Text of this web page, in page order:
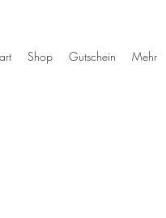
Shop Gutschein Mehr